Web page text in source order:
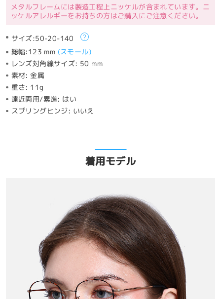
メタルフレームには製造工程上ニッケルが含まれています。ニ
ッケルアレルギーをお持ちの方はご購入にご注意ください。
サイズ:50-20-140
総幅:123 mm (スモール)
レンズ対角線サイズ: 50 mm
素材:金属
重さ: 11g
遠近両用/累進: はい
スプリングヒンジ: いいえ
着用モデル